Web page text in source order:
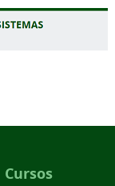
Cursos